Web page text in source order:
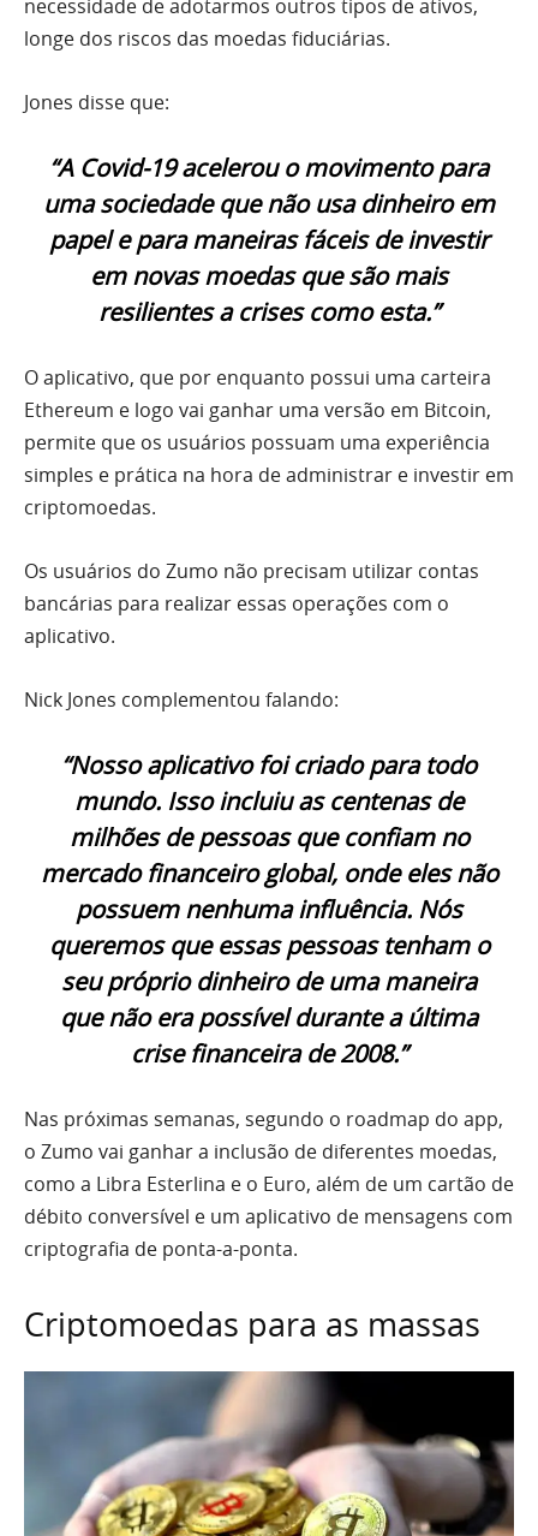
necessidade de adotarmos outros tipos de ativos,
longe dos riscos das moedas fiduciárias.
Jones disse que:
“A Covid-19 acelerou o movimento para
uma sociedade que não usa dinheiro em
papel e para maneiras fáceis de investir
em novas moedas que são mais
resilientes a crises como esta.”
O aplicativo, que por enquanto possui uma carteira
Ethereum e logo vai ganhar uma versão em Bitcoin,
permite que os usuários possuam uma experiência
simples e prática na hora de administrar e investir em
criptomoedas.
Os usuários do Zumo não precisam utilizar contas
bancárias para realizar essas operações com o
aplicativo.
Nick Jones complementou falando:
“Nosso aplicativo foi criado para todo
mundo. Isso incluiu as centenas de
milhões de pessoas que confiam no
mercado financeiro global, onde eles não
possuem nenhuma influência. Nós
queremos que essas pessoas tenham o
seu próprio dinheiro de uma maneira
que não era possível durante a última
crise financeira de 2008.”
Nas próximas semanas, segundo o roadmap do app,
o Zumo vai ganhar a inclusão de diferentes moedas,
como a Libra Esterlina e o Euro, além de um cartão de
débito conversível e um aplicativo de mensagens com
criptografia de ponta-a-ponta.
Criptomoedas para as massas